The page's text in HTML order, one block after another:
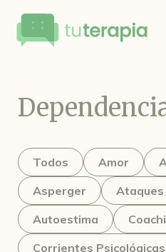
Todos Amor
Asperger
Ataques
Autoestima
Corrientes Psicológicas